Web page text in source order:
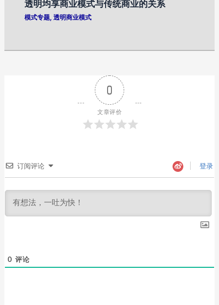
透明均享商业模式与传统商业的关系
模式专题, 透明商业模式
0
文章评价
订阅评论 登录
0 评论